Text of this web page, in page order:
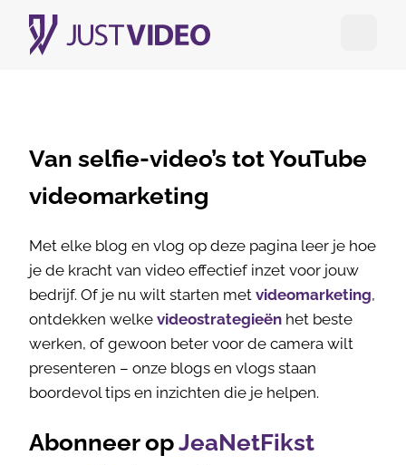
Van selfie-video’s tot YouTube
videomarketing
Met elke blog en vlog op deze pagina leer je hoe
je de kracht van video effectief inzet voor jouw
bedrijf. Of je nu wilt starten met videomarketing,
ontdekken welke videostrategieën het beste
werken, of gewoon beter voor de camera wilt
presenteren – onze blogs en vlogs staan
boordevol tips en inzichten die je helpen.
Abonneer opJeaNetFikst